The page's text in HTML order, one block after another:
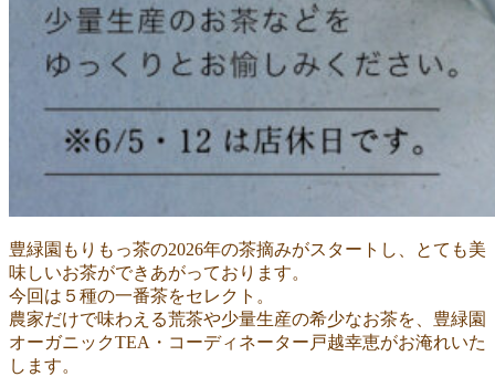
豊緑園もりもっ茶の2026年の茶摘みがスタートし、とても美
味しいお茶ができあがっております。
今回は５種の一番茶をセレクト。
農家だけで味わえる荒茶や少量生産の希少なお茶を、豊緑園
オーガニックTEA・コーディネーター戸越幸恵がお淹れいた
します。